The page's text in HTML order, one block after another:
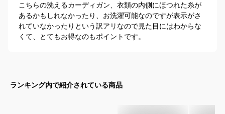
こちらの洗えるカーディガン、衣類の内側にほつれた糸が
あるかもしれなかったり、お洗濯可能なのですが表示がさ
れていなかったりという訳アリなので見た目にはわからな
くて、とてもお得なのもポイントです。
ランキング内で紹介されている商品